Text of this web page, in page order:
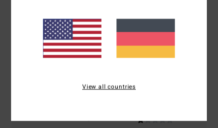
basierend auf1 verifizierten Bewertungen
0% unserer Kunden empfehlen dieses Produkt
View all countries